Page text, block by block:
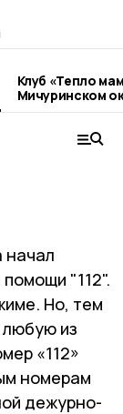
Клуб «Тепло
Мичуринском
начал
"112".
Но, тем
из
«112»
номерам
дежурно-